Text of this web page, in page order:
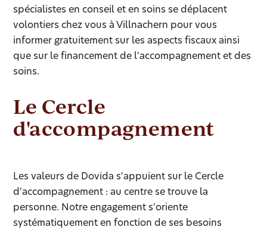
spécialistes en conseil et en soins se déplacent
volontiers chez vous à Villnachern pour vous
informer gratuitement sur les aspects fiscaux ainsi
que sur le financement de l'accompagnement et des
soins.
Le Cercle
d'accompagnement
Les valeurs de Dovida s'appuient sur le Cercle
d'accompagnement : au centre se trouve la
personne. Notre engagement s'oriente
systématiquement en fonction de ses besoins